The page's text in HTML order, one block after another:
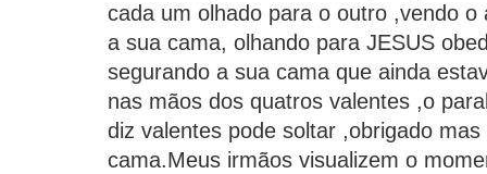
cada um olhado para o outro ,vendo o
a sua cama, olhando para JESUS
segurando a sua cama que ainda
nas mãos dos quatros valentes ,o
diz valentes pode soltar ,obrigado
cama.Meus irmãos visualizem o